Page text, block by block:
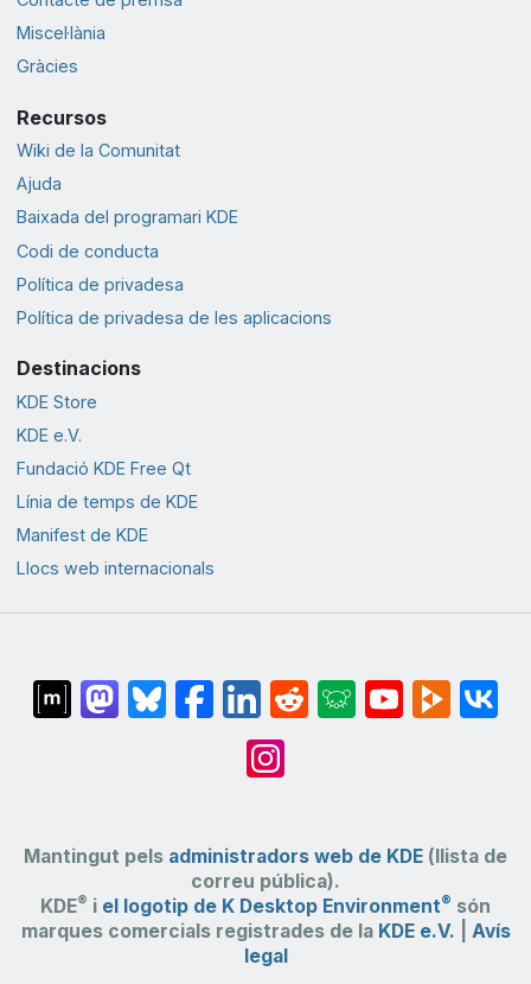
Miscel·lània
Gràcies
Recursos
Wiki de la Comunitat
Ajuda
Baixada del programari KDE
Codi de conducta
Política de privadesa
Política de privadesa de les aplicacions
Destinacions
KDE Store
KDE e.V.
Fundació KDE Free Qt
Línia de temps de KDE
Manifest de KDE
Llocs web internacionals
Mantingut pels administradors web de KDE (llista de
correu pública).
KDE® i el logotip de K Desktop Environment® són
marques comercials registrades de la KDE e.V.
Avís
legal